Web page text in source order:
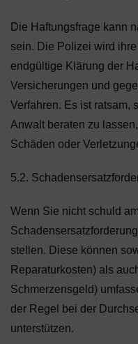
Die Haftungsfrage kann
sein. Die Polizei wird
endgültige Klärung der
Versicherungen und
Verfahren. Es ist ratsam,
Anwalt beraten zu
Schäden oder
5.2.
Wenn Sie nicht schuld
stellen. Diese können
Reparaturkosten) als
Schmerzensgeld)
der Regel bei der
unterstützen.